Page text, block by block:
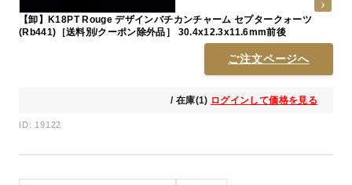
【卸】K18PT Rouge デザインバチカンチャーム セプタークォーツ
(Rb441)［送料別/クーポン除外品］ 30.4x12.3x11.6mm前後
ご注文ページへ
/ 在庫(1) ログインして価格を見る
ID: 19122